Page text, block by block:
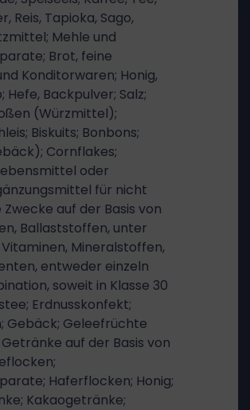
Reis, Tapioka, Sago,
Mehle und
Brot, feine
Konditorwaren; Honig,
Hefe, Backpulver; Salz;
(Würzmittel);
Biskuits; Bonbons;
Cornflakes;
oder
für nicht
Zwecke auf der Basis von
Ballaststoffen, unter
Mineralstoffen,
entweder einzeln
soweit in Klasse 30
Erdnusskonfekt;
Gebäck; Geleefrüchte
auf der Basis von
Haferflocken; Honig;
Kakaogetränke;